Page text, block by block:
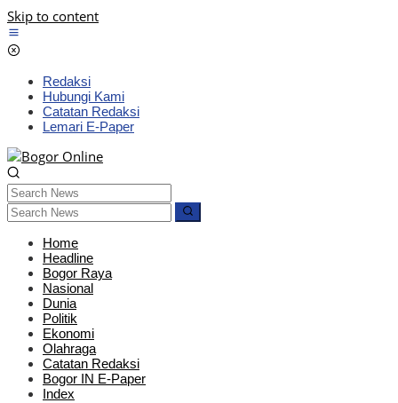
Skip to content
Redaksi
Hubungi Kami
Catatan Redaksi
Lemari E-Paper
Home
Headline
Bogor Raya
Nasional
Dunia
Politik
Ekonomi
Olahraga
Catatan Redaksi
Bogor IN E-Paper
Index